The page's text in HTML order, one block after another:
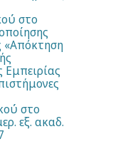
στο
«Απόκτηση
Εμπειρίας
στο
εξ. ακαδ.